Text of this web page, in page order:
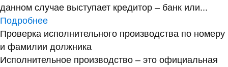
данном случае выступает кредитор – банк или...
Подробнее
Проверка исполнительного производства по номеру
и фамилии должника
Исполнительное производство – это официальная